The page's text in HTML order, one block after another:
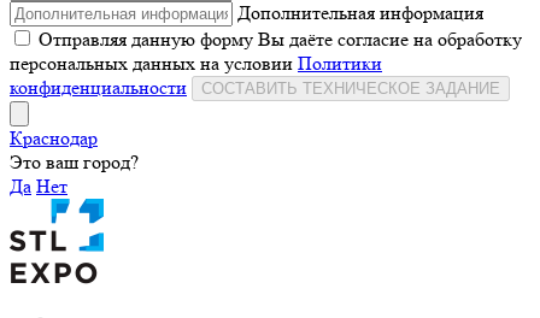
Дополнительная информация
Отправляя данную форму Вы даёте согласие на обработку
персональных данных на условии Политики
конфиденциальности
СОСТАВИТЬ ТЕХНИЧЕСКОЕ ЗАДАНИЕ
Краснодар
Это ваш город?
Да Нет